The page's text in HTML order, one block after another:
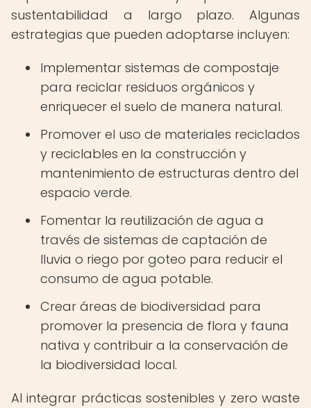
sustentabilidad a largo plazo. Algunas
estrategias que pueden adoptarse incluyen:
Implementar sistemas de compostaje
para reciclar residuos orgánicos y
enriquecer el suelo de manera natural.
Promover el uso de materiales reciclados
y reciclables en la construcción y
mantenimiento de estructuras dentro del
espacio verde.
Fomentar la reutilización de agua a
través de sistemas de captación de
lluvia o riego por goteo para reducir el
consumo de agua potable.
Crear áreas de biodiversidad para
promover la presencia de flora y fauna
nativa y contribuir a la conservación de
la biodiversidad local.
Al integrar prácticas sostenibles y zero waste